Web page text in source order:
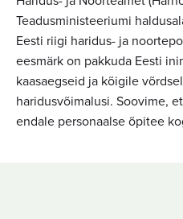
Teadusministeeriumi
Eesti riigi haridus- ja
eesmärk on pakkuda Eesti
kaasaegseid ja kõigile
haridusvõimalusi. Soovime,
endale personaalse õpitee